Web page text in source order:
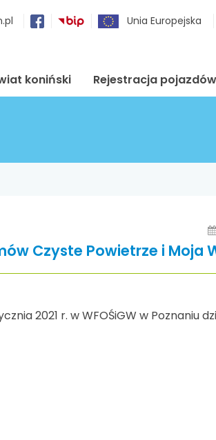
Unia Europejska
koniński Rejestracja pojazdów
Czyste Powietrze i Moja
2021 r. w WFOŚiGW w Poznaniu